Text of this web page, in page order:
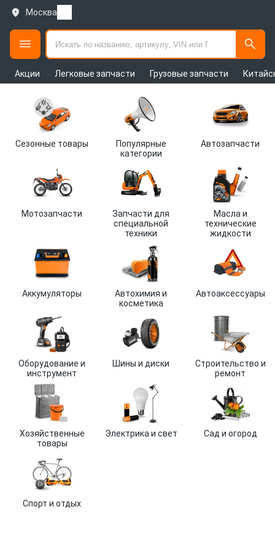
Москва
Акции Легковые запчасти Грузовые запчасти
Каталог
автозапчастей
ARMTEK
Сезонные товары
Популярные
категории
Автозапчасти
Мотозапчасти
Запчасти для
специальной
техники
Масла и
технические
жидкости
Аккумуляторы
Автохимия и
косметика
Автоаксессуары
Оборудование и
инструмент
Шины и диски
Строительство и
ремонт
Хозяйственные
товары
Электрика и свет Сад и огород
Спорт и отдых